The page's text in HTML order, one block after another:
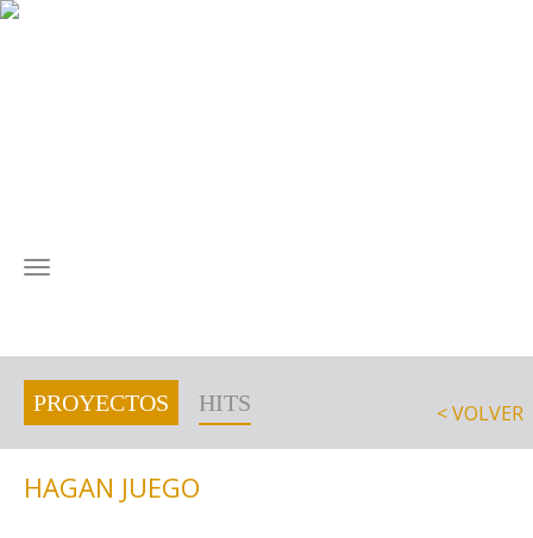
MENÚ
PROYECTOS HITS < VOLVER
HAGAN JUEGO